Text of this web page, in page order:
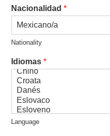
Nacionalidad *
Nationality
Idiomas *
Language